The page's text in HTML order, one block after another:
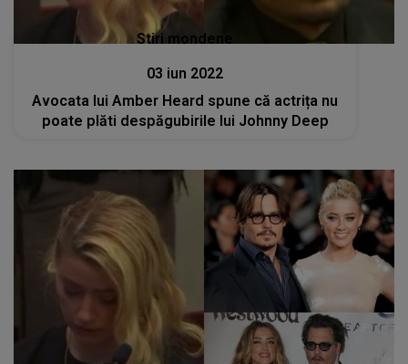
Stiri mondene
03 iun 2022
Avocata lui Amber Heard spune că actrița nu
poate plăti despăgubirile lui Johnny Deep